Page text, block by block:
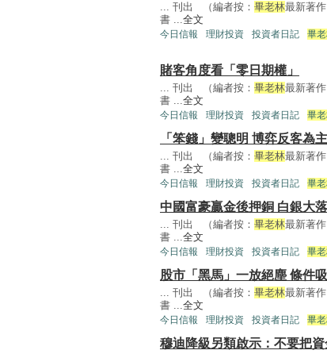
... 刊出 （編者按： 畢老林最新著
書 ...全文
今日信報 理財投資 投資者日記 畢
賭客角度看「零日期權」
... 刊出 （編者按： 畢老林最新著
書 ...全文
今日信報 理財投資 投資者日記 畢
「笨錢」變聰明 博弈反客為主
... 刊出 （編者按： 畢老林最新著
書 ...全文
今日信報 理財投資 投資者日記 畢
中國富豪贏金後押銅 白銀大
... 刊出 （編者按： 畢老林最新著
書 ...全文
今日信報 理財投資 投資者日記 畢
股市「黑馬」一放絕塵 條件
... 刊出 （編者按： 畢老林最新著
書 ...全文
今日信報 理財投資 投資者日記 畢
穆迪降級另類啟示：不要把